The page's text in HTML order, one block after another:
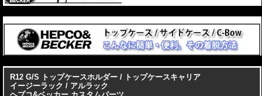
R12 G/S トップケースホルダー / トップケースキャリア
イージーラック / アルラック